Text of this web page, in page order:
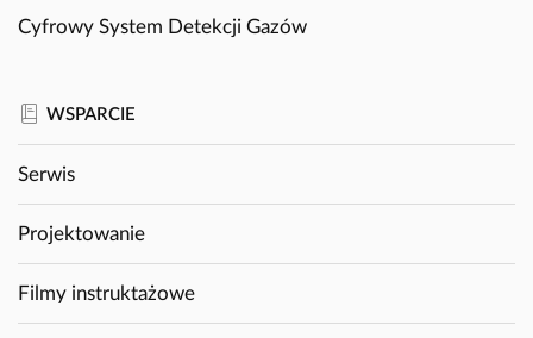
Cyfrowy System Detekcji Gazów
WSPARCIE
Serwis
Projektowanie
Filmy instruktażowe